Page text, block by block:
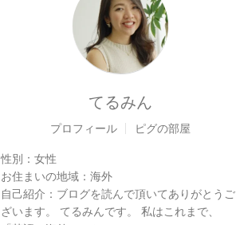
てるみん
プロフィール ピグの部屋
性別： 女性
お住まいの地域： 海外
自己紹介： ブログを読んで頂いてありがとうご
ざいます。 てるみんです。 私はこれまで、